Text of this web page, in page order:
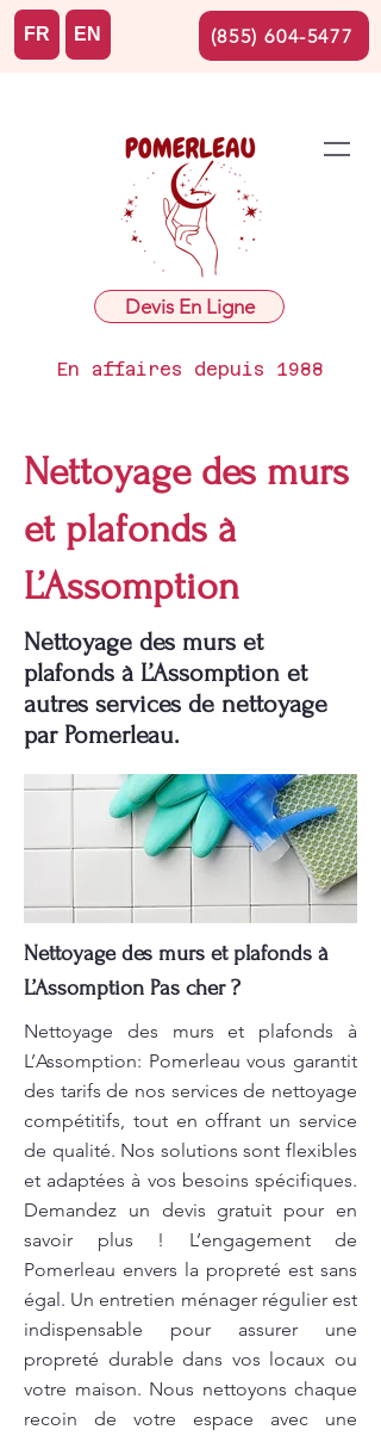
Devis En Ligne
En affaires depuis 1988
FR EN (855) 604-5477
Nettoyage des murs
et plafonds à
L’Assomption
Nettoyage des murs et
plafonds à L’Assomption et
autres services de nettoyage
par Pomerleau.
Nettoyage des murs et plafonds à
L’Assomption Pas cher ?
Nettoyage des murs et plafonds à
L’Assomption: Pomerleau vous garantit
des tarifs de nos services de nettoyage
compétitifs, tout en offrant un service
de qualité. Nos solutions sont flexibles
et adaptées à vos besoins spécifiques.
Demandez un devis gratuit pour en
savoir plus ! L’engagement de
Pomerleau envers la propreté est sans
égal. Un entretien ménager régulier est
indispensable pour assurer une
propreté durable dans vos locaux ou
votre maison. Nous nettoyons chaque
recoin de votre espace avec une